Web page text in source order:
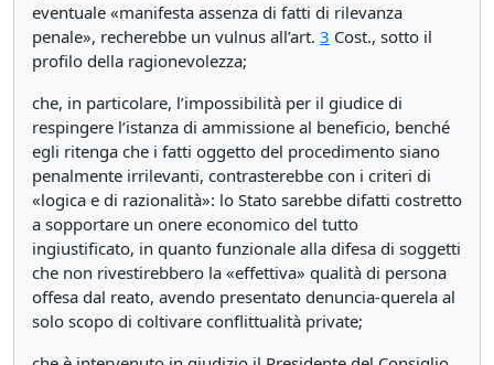
eventuale «manifesta assenza di fatti di rilevanza
penale», recherebbe un vulnus all’art. 3 Cost., sotto il
profilo della ragionevolezza;
che, in particolare, l’impossibilità per il giudice di
respingere l’istanza di ammissione al beneficio, benché
egli ritenga che i fatti oggetto del procedimento siano
penalmente irrilevanti, contrasterebbe con i criteri di
«logica e di razionalità»: lo Stato sarebbe difatti costretto
a sopportare un onere economico del tutto
ingiustificato, in quanto funzionale alla difesa di soggetti
che non rivestirebbero la «effettiva» qualità di persona
offesa dal reato, avendo presentato denuncia-querela al
solo scopo di coltivare conflittualità private;